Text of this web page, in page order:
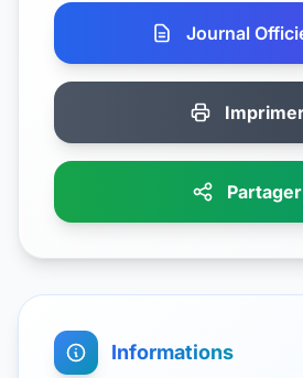
Journal
Partager
Informations